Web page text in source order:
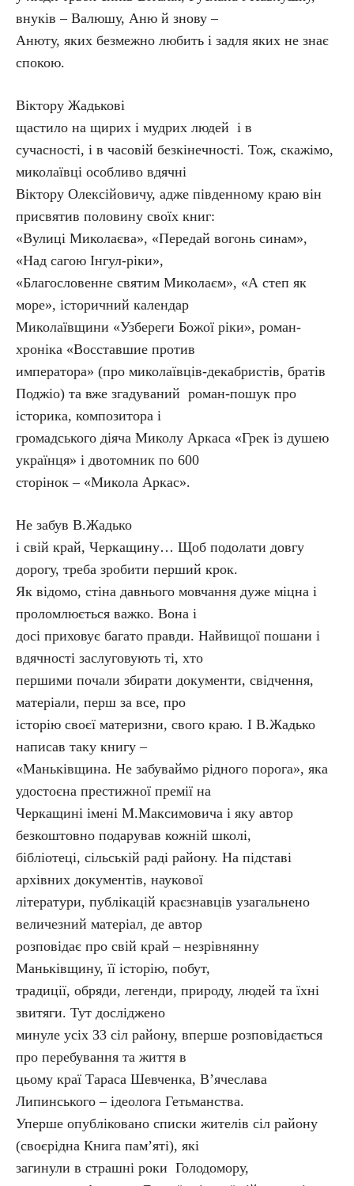
внуків – Валюшу, Аню й знову –
Анюту, яких безмежно любить і задля яких не знає
спокою.
Віктору Жадькові
щастило на щирих і мудрих людей і в
сучасності, і в часовій безкінечності. Тож, скажімо,
миколаївці особливо вдячні
Віктору Олексійовичу, адже південному краю він
присвятив половину своїх книг:
«Вулиці Миколаєва», «Передай вогонь синам»,
«Над сагою Інгул-ріки»,
«Благословенне святим Миколаєм», «А степ як
море», історичний календар
Миколаївщини «Узбереги Божої ріки», роман-
хроніка «Восставшие против
императора» (про миколаївців-декабристів, братів
Поджіо) та вже згадуваний роман-пошук про
історика, композитора і
громадського діяча Миколу Аркаса «Грек із душею
українця» і двотомник по 600
сторінок – «Микола Аркас».
Не забув В.Жадько
і свій край, Черкащину… Щоб подолати довгу
дорогу, треба зробити перший крок.
Як відомо, стіна давнього мовчання дуже міцна і
проломлюється важко. Вона і
досі приховує багато правди. Найвищої пошани і
вдячності заслуговують ті, хто
першими почали збирати документи, свідчення,
матеріали, перш за все, про
історію своєї материзни, свого краю. І В.Жадько
написав таку книгу –
«Маньківщина. Не забуваймо рідного порога», яка
удостоєна престижної премії на
Черкащині імені М.Максимовича і яку автор
безкоштовно подарував кожній школі,
бібліотеці, сільській раді району. На підставі
архівних документів, наукової
літератури, публікацій краєзнавців узагальнено
величезний матеріал, де автор
розповідає про свій край – незрівнянну
Маньківщину, її історію, побут,
традиції, обряди, легенди, природу, людей та їхні
звитяги. Тут досліджено
минуле усіх 33 сіл району, вперше розповідається
про перебування та життя в
цьому краї Тараса Шевченка, В’ячеслава
Липинського – ідеолога Гетьманства.
Уперше опубліковано списки жителів сіл району
(своєрідна Книга пам’яті), які
загинули в страшні роки Голодомору,